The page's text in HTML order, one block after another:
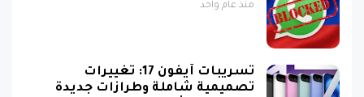
منذ عام واحد
تسريبات آيفون 17: تغييرات
تصميمية شاملة وطرازات جديدة